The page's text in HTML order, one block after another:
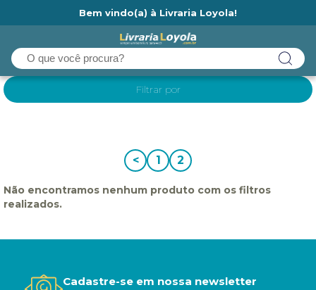
Bem vindo(a) à Livraria Loyola!
Filtrar por
< 1 2
Não encontramos nenhum produto com os filtros
realizados.
Cadastre-se em nossa newsletter